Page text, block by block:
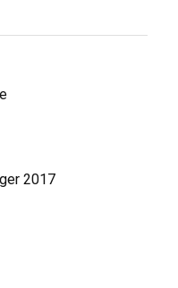
2017